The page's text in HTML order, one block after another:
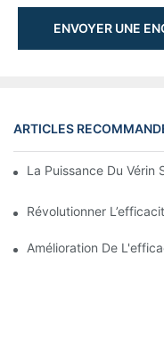
ENVOYER UNE
ARTICLES
La Puissance Du Vérin
Révolutionner
Amélioration De